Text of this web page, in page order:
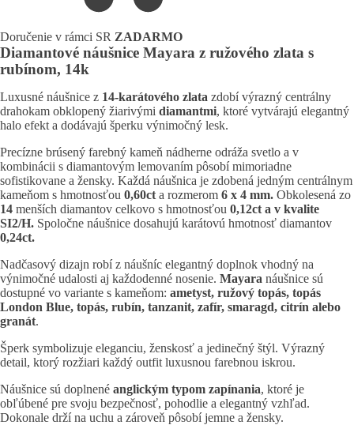
Doručenie v rámci SR ZADARMO
Diamantové náušnice Mayara z ružového zlata s
rubínom, 14k
Luxusné náušnice z 14-karátového zlata zdobí výrazný centrálny
drahokam obklopený žiarivými diamantmi, ktoré vytvárajú elegantný
halo efekt a dodávajú šperku výnimočný lesk.
Precízne brúsený farebný kameň nádherne odráža svetlo a v
kombinácii s diamantovým lemovaním pôsobí mimoriadne
sofistikovane a žensky. Každá náušnica je zdobená jedným centrálnym
kameňom s hmotnosťou 0,60ct a rozmerom 6 x 4 mm. Obkolesená zo
14 menších diamantov celkovo s hmotnosťou 0,12ct a v kvalite
SI2/H. Spoločne náušnice dosahujú karátovú hmotnosť diamantov
0,24ct.
Nadčasový dizajn robí z náušníc elegantný doplnok vhodný na
výnimočné udalosti aj každodenné nosenie. Mayara náušnice sú
dostupné vo variante s kameňom: ametyst, ružový topás, topás
London Blue, topás, rubín, tanzanit, zafír, smaragd, citrín alebo
granát.
Šperk symbolizuje eleganciu, ženskosť a jedinečný štýl. Výrazný
detail, ktorý rozžiari každý outfit luxusnou farebnou iskrou.
Náušnice sú doplnené anglickým typom zapínania, ktoré je
obľúbené pre svoju bezpečnosť, pohodlie a elegantný vzhľad.
Dokonale drží na uchu a zároveň pôsobí jemne a žensky.